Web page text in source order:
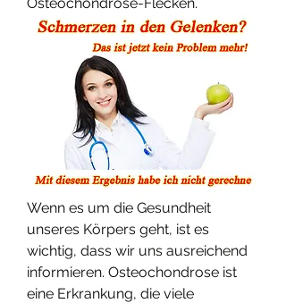
Wenn es um die Gesundheit
unseres Körpers geht, ist es
wichtig, dass wir uns ausreichend
informieren. Osteochondrose ist
eine Erkrankung, die viele